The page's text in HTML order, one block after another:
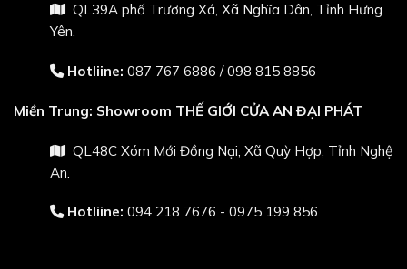
QL39A phố Trương Xá, Xã Nghĩa Dân, Tỉnh Hưng
Yên.
Hotliine: 087 767 6886 /098 815 8856
Miền Trung: Showroom THẾ GIỚI CỬA AN ĐẠI PHÁT
QL48C Xóm Mới Đồng Nại, Xã Quỳ Hợp, Tỉnh Nghệ
An.
Hotliine: 094 218 7676 - 0975 199 856